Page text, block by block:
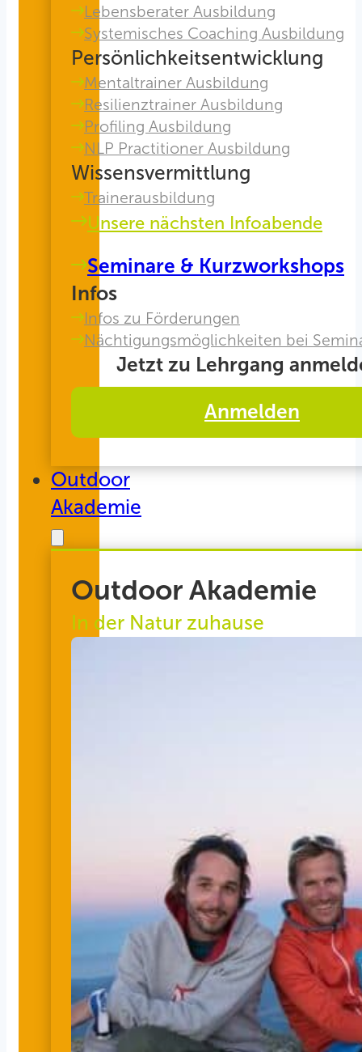
Lebensberater Ausbildung
Systemisches Coaching Ausbildung
Persönlichkeitsentwicklung
Mentaltrainer Ausbildung
Resilienztrainer Ausbildung
Profiling Ausbildung
NLP Practitioner Ausbildung
Wissensvermittlung
Trainerausbildung
Unsere nächsten Infoabende
Seminare & Kurzworkshops
Infos
Infos zu Förderungen
Nächtigungsmöglichkeiten bei
Jetzt zu Lehrgang
Anmelden
Outdoor
Akademie
Outdoor Akademie
In der Natur zuhause